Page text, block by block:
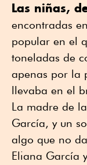
Las niñas,
encontradas
popular en el
toneladas de
apenas por la
llevaba en el
La madre de
García, y un
algo que no
Eliana García